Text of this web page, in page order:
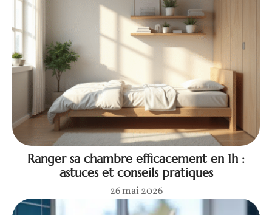
Ranger sa chambre efficacement en 1h :
astuces et conseils pratiques
26 mai 2026